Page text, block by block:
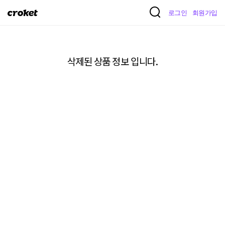
크
로그인 회원가입
삭제된 상품 정보 입니다.